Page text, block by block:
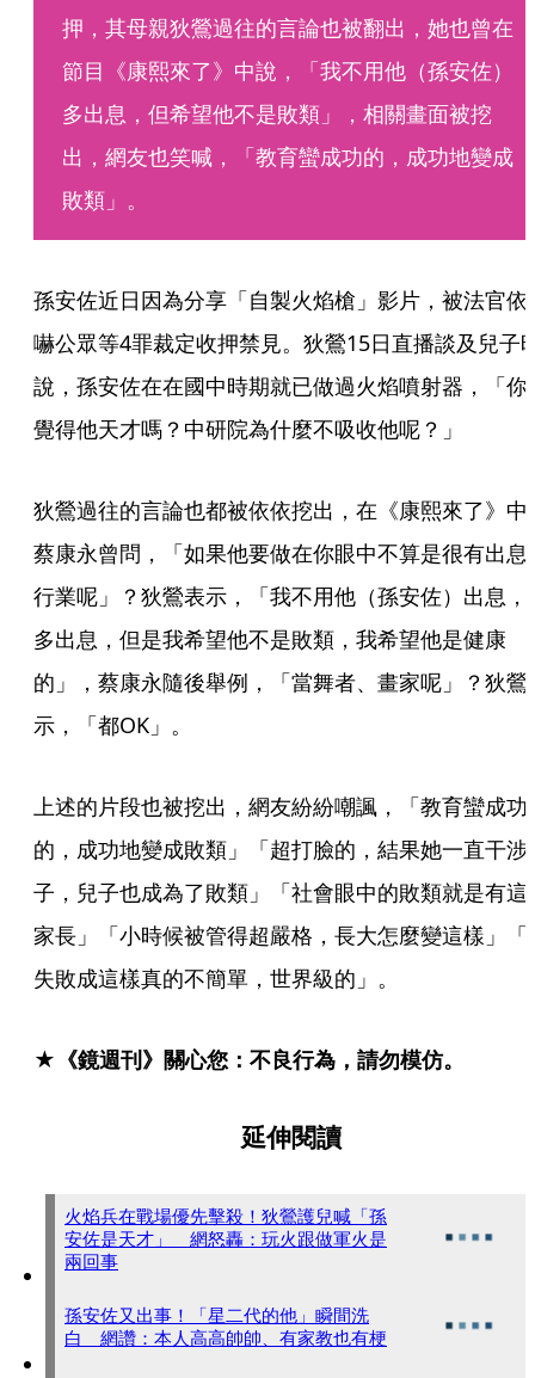
押，其母親狄鶯過往的言論也被翻出，她也曾在
節目《康熙來了》中說，「我不用他（孫安佐）
多出息，但希望他不是敗類」，相關畫面被挖
出，網友也笑喊，「教育蠻成功的，成功地變成
敗類」。
孫安佐近日因為分享「自製火焰槍」影片，被法官依
嚇公眾等4罪裁定收押禁見。狄鶯15日直播談及兒子
說，孫安佐在在國中時期就已做過火焰噴射器，「你
覺得他天才嗎？中研院為什麼不吸收他呢？」
狄鶯過往的言論也都被依依挖出，在《康熙來了》中
蔡康永曾問，「如果他要做在你眼中不算是很有出息
行業呢」？狄鶯表示，「我不用他（孫安佐）出息，
多出息，但是我希望他不是敗類，我希望他是健康
的」，蔡康永隨後舉例，「當舞者、畫家呢」？狄鶯
示，「都OK」。
上述的片段也被挖出，網友紛紛嘲諷，「教育蠻成功
的，成功地變成敗類」「超打臉的，結果她一直干涉
子，兒子也成為了敗類」「社會眼中的敗類就是有這
家長」「小時候被管得超嚴格，長大怎麼變這樣」「
失敗成這樣真的不簡單，世界級的」。
★《鏡週刊》關心您：不良行為，請勿模仿。
延伸閱讀
火焰兵在戰場優先擊殺！狄鶯護兒喊「孫
安佐是天才」 網怒轟：玩火跟做軍火是
兩回事
孫安佐又出事！「星二代的他」瞬間洗
白 網讚：本人高高帥帥、有家教也有梗